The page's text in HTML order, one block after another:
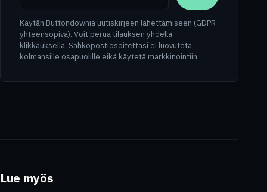
Käytän Buttondownia uutiskirjeen lähettämiseen (GDPR-
yhteensopiva). Voit perua tilauksen yhdellä
klikkauksella. Sähköpostiosoitettasi ei luovuteta
kolmansille osapuolille eikä käytetä markkinointiin.
Lue myös